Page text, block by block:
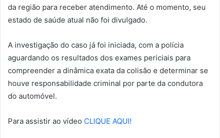
da região para receber atendimento. Até o momento, seu
estado de saúde atual não foi divulgado.
A investigação do caso já foi iniciada, com a polícia
aguardando os resultados dos exames periciais para
compreender a dinâmica exata da colisão e determinar se
houve responsabilidade criminal por parte da condutora
do automóvel.
Para assistir ao vídeo CLIQUE AQUI!